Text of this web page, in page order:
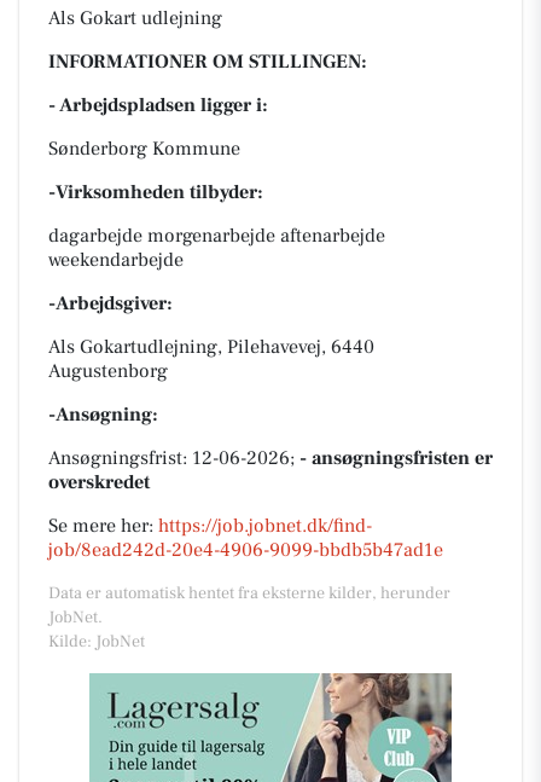
Als Gokart udlejning
INFORMATIONER OM STILLINGEN:
- Arbejdspladsen ligger i:
Sønderborg Kommune
-Virksomheden tilbyder:
dagarbejde morgenarbejde aftenarbejde
weekendarbejde
-Arbejdsgiver:
Als Gokartudlejning, Pilehavevej, 6440
Augustenborg
-Ansøgning:
Ansøgningsfrist: 12-06-2026; - ansøgningsfristen er
overskredet
Se mere her: https://job.jobnet.dk/find-
job/8ead242d-20e4-4906-9099-bbdb5b47ad1e
Data er automatisk hentet fra eksterne kilder, herunder
JobNet.
Kilde: JobNet